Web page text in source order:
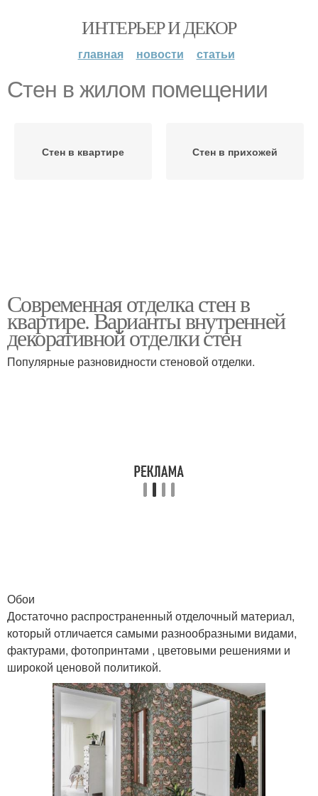
ИНТЕРЬЕР И ДЕКОР
главная новости статьи
Стен в жилом помещении
Стен в квартире Стен в прихожей
Современная отделка стен в
квартире. Варианты внутренней
декоративной отделки стен
Популярные разновидности стеновой отделки.
Обои
Достаточно распространенный отделочный материал,
который отличается самыми разнообразными видами,
фактурами, фотопринтами , цветовыми решениями и
широкой ценовой политикой.